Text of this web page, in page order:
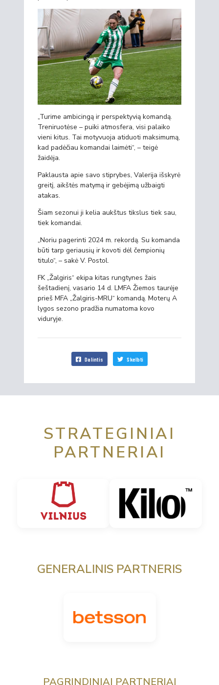
„Turime ambicingą ir perspektyvią komandą.
Treniruotėse – puiki atmosfera, visi palaiko
vieni kitus. Tai motyvuoja atiduoti maksimumą,
kad padėčiau komandai laimėti“, – teigė
žaidėja.
Paklausta apie savo stiprybes, Valerija išskyrė
greitį, aikštės matymą ir gebėjimą užbaigti
atakas.
Šiam sezonui ji kelia aukštus tikslus tiek sau,
tiek komandai.
„Noriu pagerinti 2024 m. rekordą. Su komanda
būti tarp geriausių ir kovoti dėl čempionių
titulo“, – sakė V. Postol.
FK „Žalgiris“ ekipa kitas rungtynes žais
šeštadienį, vasario 14 d. LMFA Žiemos taurėje
prieš MFA „Žalgiris-MRU“ komandą. Moterų A
lygos sezono pradžia numatoma kovo
viduryje.
Dalintis Skelbti
STRATEGINIAI
PARTNERIAI
GENERALINIS PARTNERIS
PAGRINDINIAI PARTNERIAI